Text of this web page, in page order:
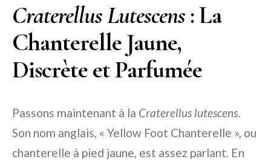
Craterellus Lutescens : La
Chanterelle Jaune,
Discrète et Parfumée
Passons maintenant à la Craterellus lutescens.
Son nom anglais, « Yellow Foot Chanterelle », ou
chanterelle à pied jaune, est assez parlant. En